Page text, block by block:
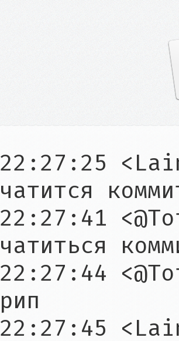
22:27:25
чатится
22:27:41
чатиться
22:27:44
рип
22:27:45